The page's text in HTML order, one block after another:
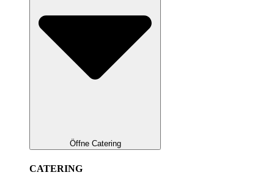
Öffne Catering
CATERING